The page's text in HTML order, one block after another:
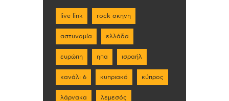
live link rock σκηνη
αστυνομία ελλάδα
ευρώπη ηπα ισραήλ
κανάλι 6 κυπριακό κύπρος
λάρνακα λεμεσός